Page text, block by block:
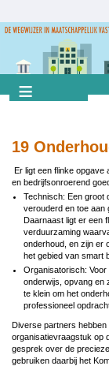
naar
gaan
19
Er ligt een flinke opgave
en bedrijfsonroerend
Technisch: Een groot
verouderd en toe aan
Daarnaast ligt er een
verduurzaming
onderhoud, en zijn er
het gebied van smart
Organisatorisch:
onderwijs, opvang en
te klein om het
professioneel
Diverse partners hebben
organisatievraagstuk op
gesprek over de
gebruiken daarbij het